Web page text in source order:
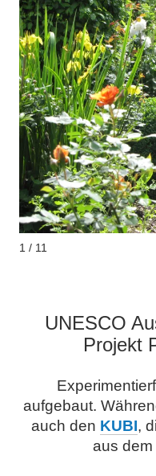
1 / 11
UNESCO
Projekt
aufgebaut.
auch den KUBI,
aus